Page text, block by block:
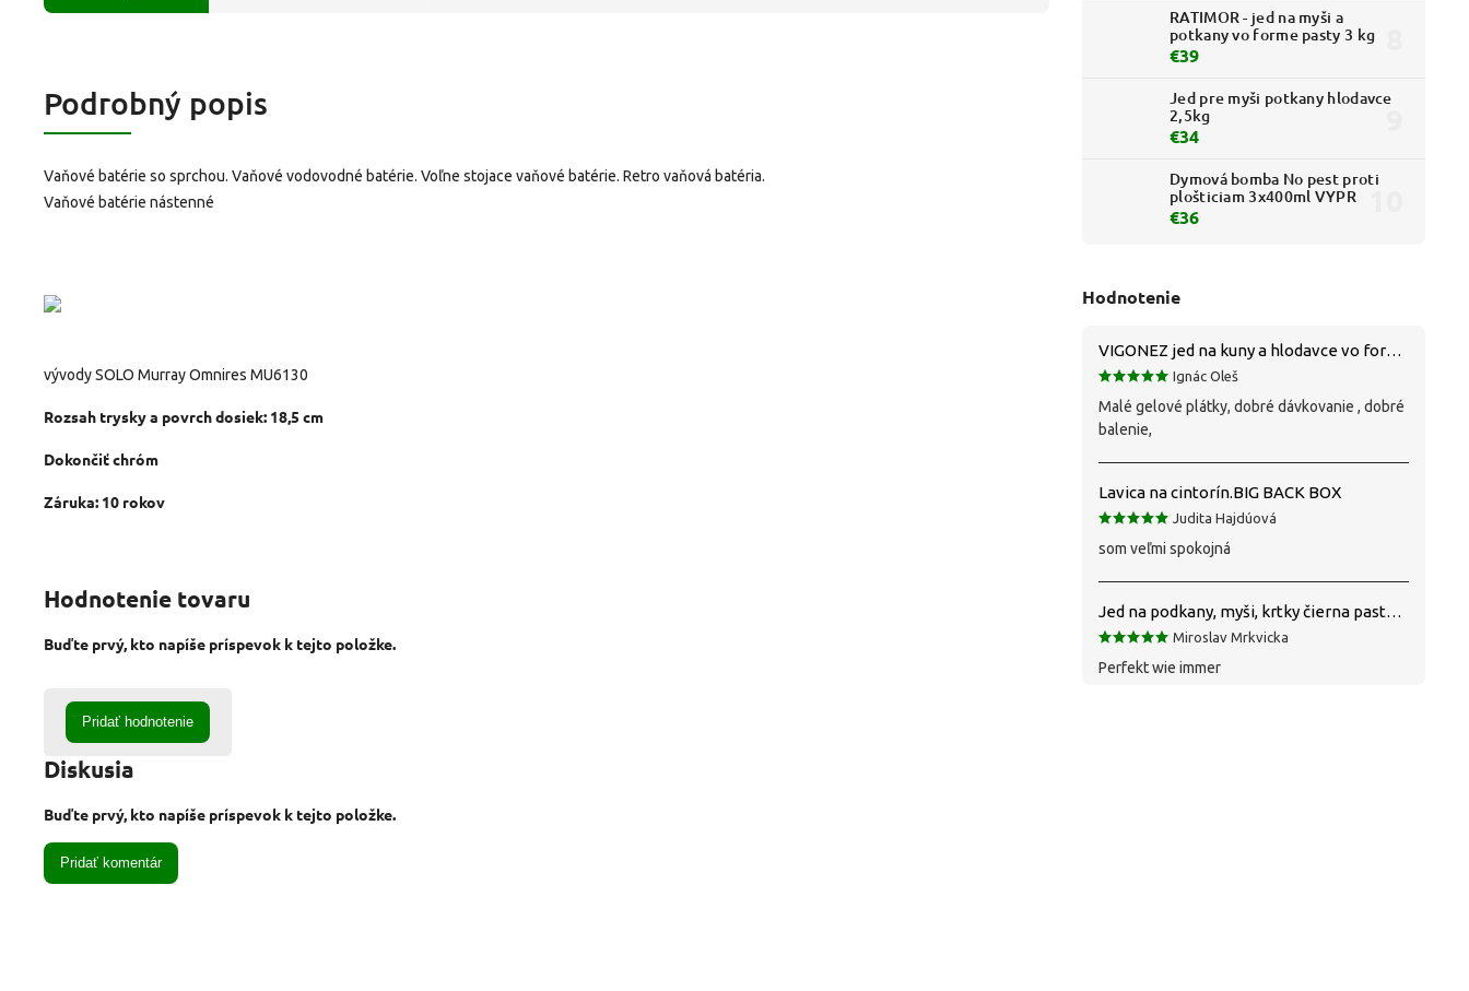
RATIMOR - jed na myši a
potkany vo forme pasty 3 kg
€39
Jed pre myši potkany hlodavce
2,5kg
€34
Dymová bomba No pest proti
plošticiam 3x400ml VYPR
€36
Hodnotenie
VIGONEZ jed na kuny a hlodavce vo forme pasty 1,5 kg
Ignác Oleš
Malé gelové plátky, dobré dávkovanie , dobré
balenie,
Lavica na cintorín.BIG BACK BOX
Judita Hajdúová
som veľmi spokojná
Jed na podkany, myši, krtky čierna pasta silná 1 kg VYPR
Miroslav Mrkvicka
Perfekt wie immer
Podrobný popis
Vaňové batérie so sprchou. Vaňové vodovodné batérie. Voľne stojace vaňové batérie. Retro vaňová batéria.
Vaňové batérie nástenné
vývody SOLO Murray Omnires MU6130
Rozsah trysky a povrch dosiek: 18,5 cm
Dokončiťchróm
Záruka: 10 rokov
Hodnotenie tovaru
Buďte prvý, kto napíše príspevok k tejto položke.
Pridať hodnotenie
Diskusia
Buďte prvý, kto napíše príspevok k tejto položke.
Pridať komentár